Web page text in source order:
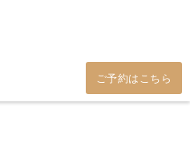
ご予約はこちら